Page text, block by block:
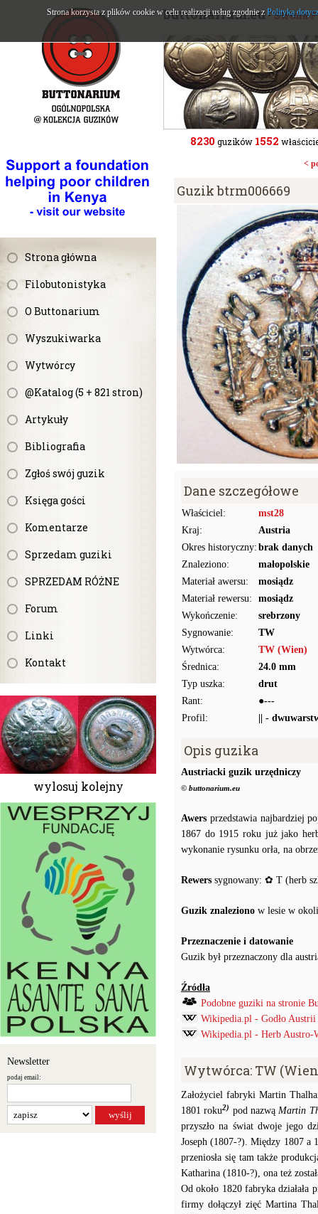
Strona główna
Filobutonistyka
O Buttonarium
Wyszukiwarka
Wytwórcy
@Katalog (5 + 821 stron)
Artykuły
Bibliografia
Zgłoś swój guzik
Księga gości
Komentarze
Sprzedam guziki
SPRZEDAM RÓŻNE
Forum
Linki
Kontakt
wylosuj kolejny
Newsletter
podaj email:
buttonarium.eu- Strona
8230 guzików 1552
<
Guzik btrm006669
Dane szczegółowe
Właściciel:
mst28
Kraj:
Austria
Okres historyczny: brak danych
Znaleziono:
małopolskie
Materiał awersu:
mosiądz
Materiał rewersu:
mosiądz
Wykończenie:
srebrzony
Sygnowanie:
TW
Wytwórca:
TW (Wien)
Średnica:
24.0 mm
Typ uszka:
drut
Rant:
●---
Profil:
|| -
Opis guzika
Austriacki guzik urzędniczy
© buttonarium.eu
Awers przedstawia najbardziej
1867 do 1915 roku już jako
wykonanie rysunku orła, na
Rewers sygnowany: ✿ T (herb
Guzik znaleziono w lesie w
Przeznaczenie i datowanie
Guzik był przeznaczony dla
Źródła
Podobne guziki na stronie
Wikipedia.pl - Godło Austrii
Wikipedia.pl - Herb Austro-
Wytwórca: TW
Założyciel fabryki Martin
1801 roku2) pod nazwąMartin
przyszło na świat dwoje jego
Joseph (1807-?). Między 1807
przeniosła się tam także
Katharina (1810-?), ona też
Od około 1820 fabryka działała
firmy dołączył zięć Martina
Strona korzysta z plików cookie w celu realizacji usług zgodnie z Polityką